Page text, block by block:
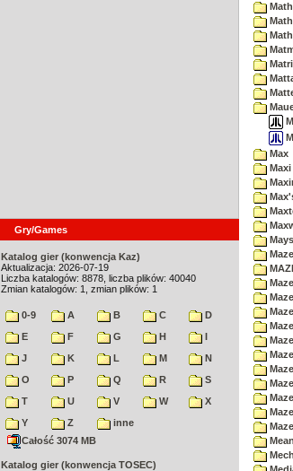
Gry/Games
Katalog gier (konwencja Kaz)
Aktualizacja: 2026-07-19
Liczba katalogów: 8878, liczba plików: 40040
Zmian katalogów: 1, zmian plików: 1
0-9 A B C
D
E
F G H
I
J
K L M
N
O
P Q R
S
T
U V W
X
Y
Z
inne
Całość 3074 MB
Katalog gier (konwencja TOSEC)
Max
Maze